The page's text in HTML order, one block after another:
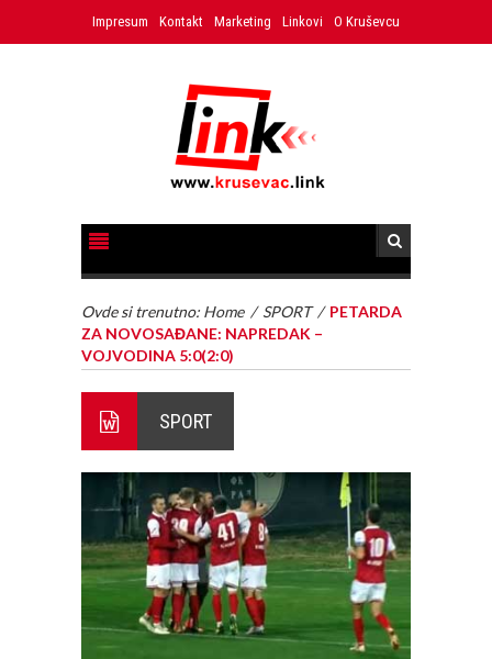
Impresum Kontakt Marketing Linkovi O Kruševcu
Ovde si trenutno: Home / SPORT / PETARDA
ZA NOVOSAĐANE: NAPREDAK –
VOJVODINA 5:0(2:0)
SPORT